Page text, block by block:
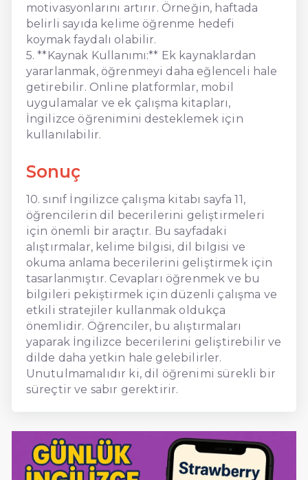
motivasyonlarını artırır. Örneğin, haftada
belirli sayıda kelime öğrenme hedefi
koymak faydalı olabilir.
5. **Kaynak Kullanımı:** Ek kaynaklardan
yararlanmak, öğrenmeyi daha eğlenceli hale
getirebilir. Online platformlar, mobil
uygulamalar ve ek çalışma kitapları,
İngilizce öğrenimini desteklemek için
kullanılabilir.
Sonuç
10. sınıf İngilizce çalışma kitabı sayfa 11,
öğrencilerin dil becerilerini geliştirmeleri
için önemli bir araçtır. Bu sayfadaki
alıştırmalar, kelime bilgisi, dil bilgisi ve
okuma anlama becerilerini geliştirmek için
tasarlanmıştır. Cevapları öğrenmek ve bu
bilgileri pekiştirmek için düzenli çalışma ve
etkili stratejiler kullanmak oldukça
önemlidir. Öğrenciler, bu alıştırmaları
yaparak İngilizce becerilerini geliştirebilir ve
dilde daha yetkin hale gelebilirler.
Unutulmamalıdır ki, dil öğrenimi sürekli bir
süreçtir ve sabır gerektirir.